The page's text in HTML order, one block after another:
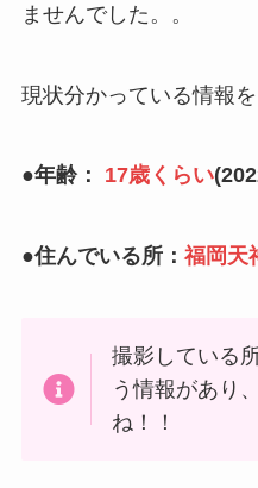
ませんでした。。
現状分かっている情報
●年齢： 17歳くらい
●住んでいる所： 福岡天
撮影している
う情報があり
ね！！